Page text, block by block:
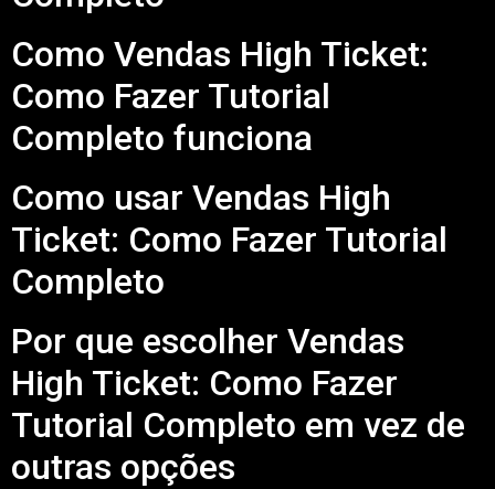
Como Vendas High Ticket:
Como Fazer Tutorial
Completo funciona
Como usar Vendas High
Ticket: Como Fazer Tutorial
Completo
Por que escolher Vendas
High Ticket: Como Fazer
Tutorial Completo em vez de
outras opções